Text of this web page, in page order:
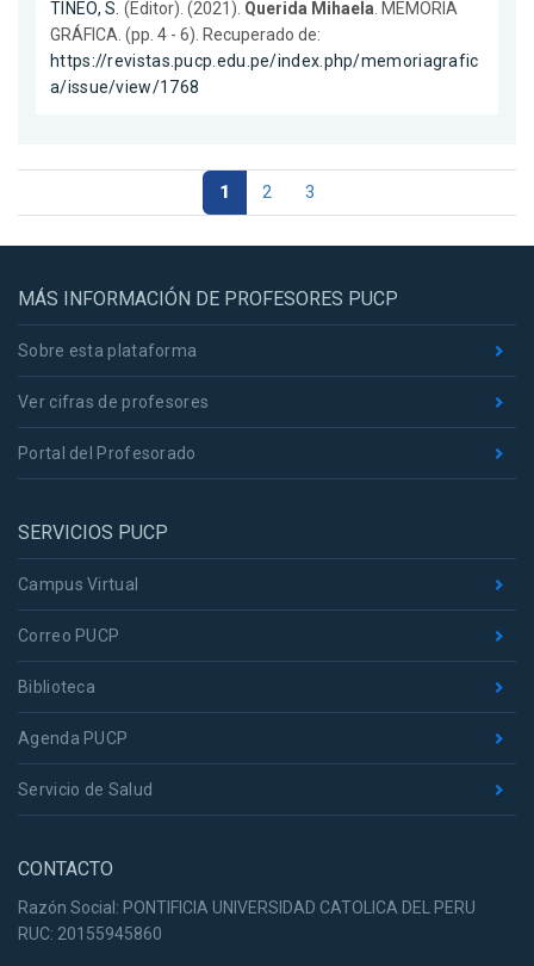
TINEO, S. (Editor). (2021). Querida Mihaela. MEMORIA
GRÁFICA. (pp. 4 - 6). Recuperado de:
https://revistas.pucp.edu.pe/index.php/memoriagrafic
a/issue/view/1768
1 2 3
MÁS INFORMACIÓN DE PROFESORES PUCP
Sobre esta plataforma
Ver cifras de profesores
Portal del Profesorado
SERVICIOS PUCP
Campus Virtual
Correo PUCP
Biblioteca
Agenda PUCP
Servicio de Salud
CONTACTO
Razón Social: PONTIFICIA UNIVERSIDAD CATOLICA DEL PERU
RUC: 20155945860